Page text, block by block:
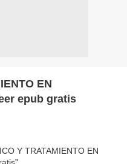
EN
epub gratis